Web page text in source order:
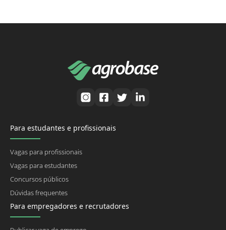
Para estudantes e profissionais
Vagas para profissionais
Vagas para estudantes
Concursos públicos
Dúvidas frequentes
Para empregadores e recrutadores